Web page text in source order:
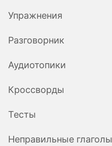
Упражнения
Разговорник
Аудиотопики
Кроссворды
Тесты
Неправильные глаголы